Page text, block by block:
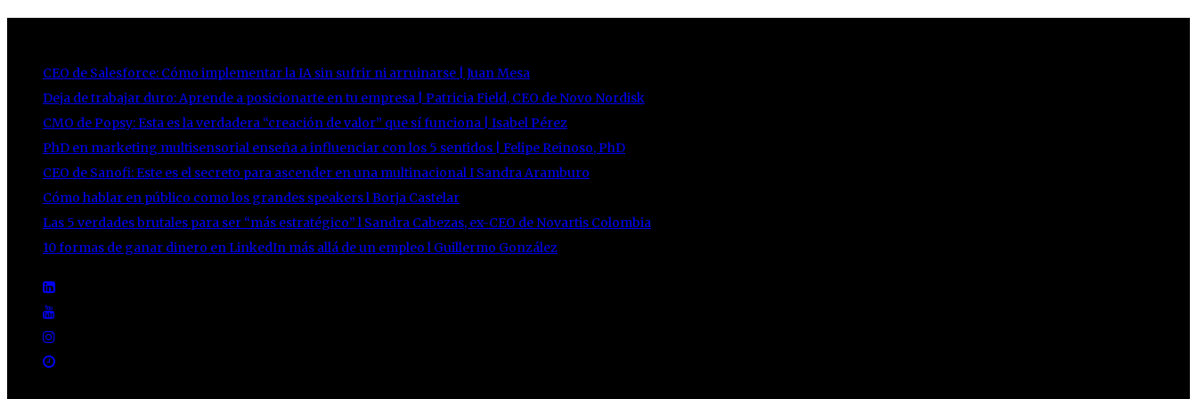
CEO de Salesforce: Cómo implementar la IA sin sufrir ni arruinarse | Juan Mesa
Deja de trabajar duro: Aprende a posicionarte en tu empresa | Patricia Field, CEO de Novo Nordisk
CMO de Popsy: Esta es la verdadera “creación de valor” que sí funciona | Isabel Pérez
PhD en marketing multisensorial enseña a influenciar con los 5 sentidos | Felipe Reinoso, PhD
CEO de Sanofi: Este es el secreto para ascender en una multinacional I Sandra Aramburo
Cómo hablar en público como los grandes speakers l Borja Castelar
Las 5 verdades brutales para ser “más estratégico” l Sandra Cabezas, ex-CEO de Novartis Colombia
10 formas de ganar dinero en LinkedIn más allá de un empleo l Guillermo González